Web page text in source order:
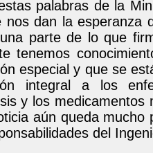
palabras de la
nos dan la esperanza
parte de lo que
tenemos
especial y que se
integral a los
y los medicamentos
aún queda mucho
del